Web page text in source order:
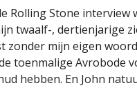
Rolling Stone interview
twaalf-, dertienjarige
zonder mijn eigen
toenmalige Avrobode
hebben. En John